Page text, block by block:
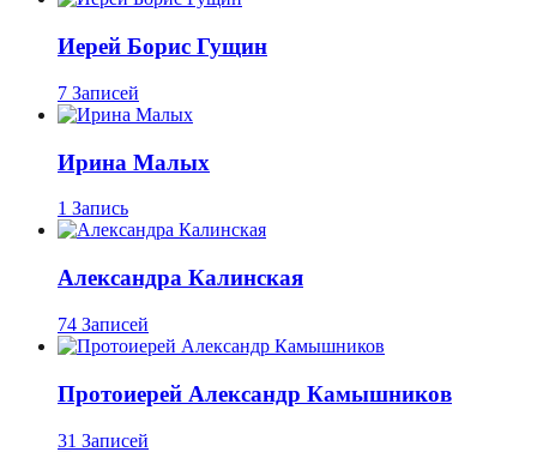
Иерей Борис Гущин
7 Записей
Ирина Малых
1 Запись
Александра Калинская
74 Записей
Протоиерей Александр Камышников
31 Записей